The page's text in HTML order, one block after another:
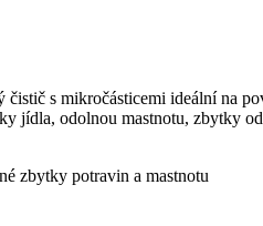
s mikročásticemi ideální na
jídla, odolnou mastnotu, zbytky
zbytky potravin a mastnotu